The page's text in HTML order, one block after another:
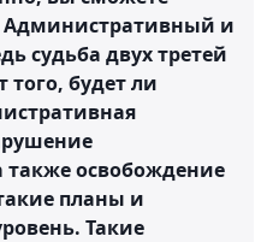
Административный и
судьба двух третей
будет ли
освобождение
планы и
Такие